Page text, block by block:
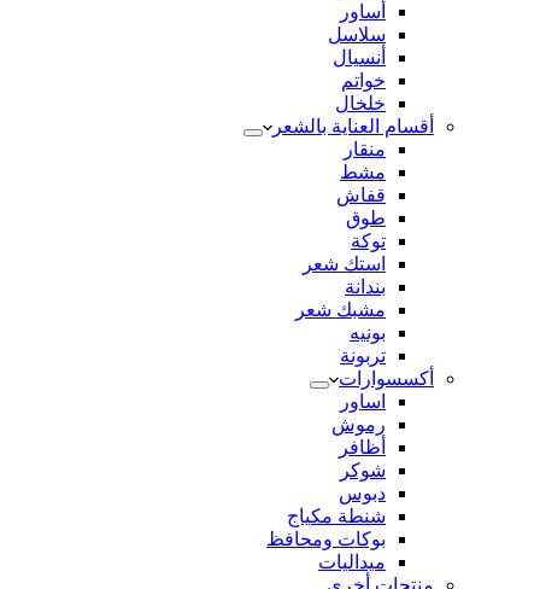
أساور
سلاسل
أنسيال
خواتم
خلخال
أقسام العناية بالشعر
منقار
مشط
قفاش
طوق
توكة
استك شعر
بندانة
مشبك شعر
بونيه
تربونة
أكسسوارات
اساور
رموش
أظافر
شوكر
دبوس
شنطة مكياج
بوكات ومحافظ
ميداليات
منتجات أخري